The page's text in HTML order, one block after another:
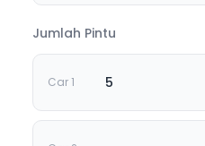
Jumlah Pintu
5